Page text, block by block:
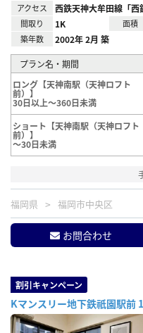
アクセス 西鉄天神大牟田線「
間取り 1K 面積
築年数 2002年 2月 築
プラン名・期間
ロング【天神南駅（天神ロフト
前）】
30日以上～360日未満
ショート【天神南駅（天神ロフト
前）】
～30日未満
福岡県 福岡市中央区
お問合わせ
割引キャンペーン
Kマンスリー地下鉄祇園駅前